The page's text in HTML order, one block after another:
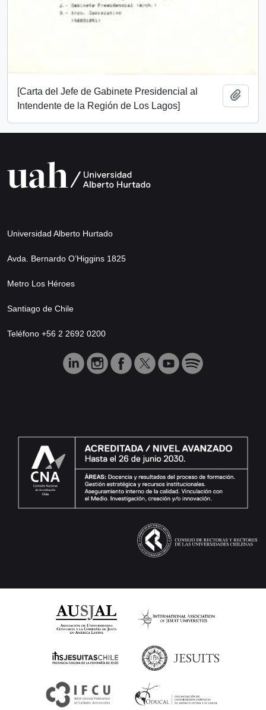
[Carta del Jefe de Gabinete Presidencial al
Intendente de la Región de Los Lagos]
Universidad Alberto Hurtado
Avda. Bernardo O’Higgins 1825
Metro Los Héroes
Santiago de Chile
Teléfono +56 2 2692 0200